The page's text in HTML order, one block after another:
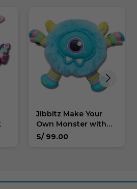
Jibbitz Make Your
Own Monster with
Sound 5 Pack
S/ 99.00